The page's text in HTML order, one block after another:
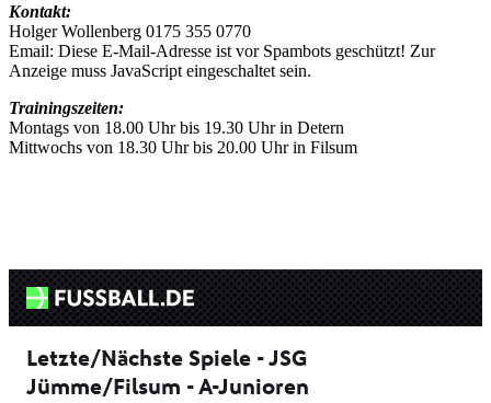
Kontakt:
Holger Wollenberg 0175 355 0770
Email: Diese E-Mail-Adresse ist vor Spambots geschützt! Zur
Anzeige muss JavaScript eingeschaltet sein.
Trainingszeiten:
Montags von 18.00 Uhr bis 19.30 Uhr in Detern
Mittwochs von 18.30 Uhr bis 20.00 Uhr in Filsum